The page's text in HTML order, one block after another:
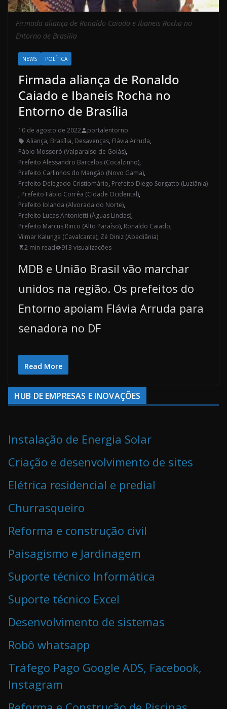
Firmada aliança de Ronaldo Caiado e Ibaneis Rocha no
Entorno de Brasília
NEWS POLÍTICA
Firmada aliança de Ronaldo
Caiado e Ibaneis Rocha no
Entorno de Brasília
10 de agosto de 2022
portalentorno
Aliança, Brasília, Desavenças, Flávia Arruda,
Pábio Mossoró (Valparaíso de Goiás),
Prefeito Alessandro Barcelos (Cocalzinho),
Prefeito Carlinhos do Mangão (Novo Gama),
Prefeito Delegado Cristiomário, Prefeito Diego Sorgatto (Luziânia)
, Prefeito Fábio Corrêa (Cidade Ocidental),
Prefeito Iolanda (Alvorada do Norte),
Prefeito Lucas Antonietti (Águas Lindas),
Prefeito Marcus Rinco (Alto Paraíso), Ronaldo Caiado,
Vilmar Kalunga (Cavalcante), Zé Diniz (Abadiânia)
2 min read
913 visualizações
MDB e União Brasil vão marchar
unidos na região. Os prefeitos do
Entorno apoiam Flávia Arruda para
senadora no DF
Read More
HUB DE EMPRESAS E INOVAÇÕES
Instalação de Energia Solar
Criação e desenvolvimento de sites
Elétrica residencial e predial
Churrasqueiro
Reforma e construção civil
Paisagismo e Jardinagem
Suporte técnico Informática
Suporte técnico Excel
Desenvolvimento de sistemas
Robô whatsapp
Tráfego Pago Google ADS, Facebook,
Instagram